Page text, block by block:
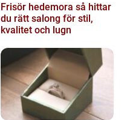
Frisör hedemora så hittar
du rätt salong för stil,
kvalitet och lugn